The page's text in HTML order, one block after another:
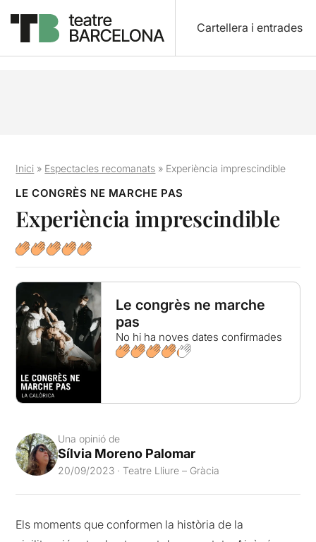
Cartellera i entrades
Inici » Espectacles recomanats » Experiència imprescindible
LE CONGRÈS NE MARCHE PAS
Experiència imprescindible
Le congrès ne marche
pas
No hi ha noves dates confirmades
Una opinió de
Sílvia Moreno Palomar
20/09/2023 · Teatre Lliure – Gràcia
Els moments que conformen la història de la